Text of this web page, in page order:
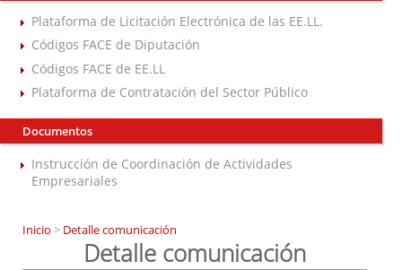
Plataforma de Licitación Electrónica de las EE.LL.
Códigos FACE de Diputación
Códigos FACE de EE.LL
Plataforma de Contratación del Sector Público
Documentos
Instrucción de Coordinación de Actividades
Empresariales
Inicio > Detalle comunicación
Detalle comunicación